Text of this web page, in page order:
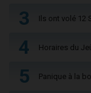
3 Ils ont volé 12
4 Horaires du
5 Panique à la